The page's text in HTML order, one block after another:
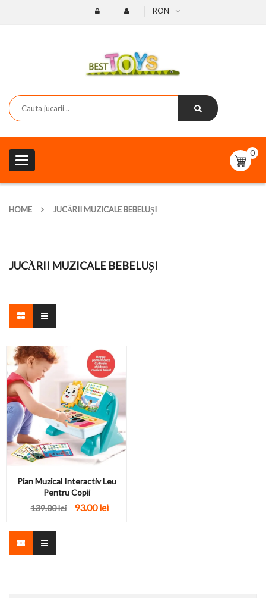
RON
Toggle
navigation
0
HOME JUCĂRII MUZICALE BEBELUȘI
JUCĂRII MUZICALE BEBELUȘI
Pian Muzical Interactiv Leu
Pentru Copii
139.00 lei
93.00 lei